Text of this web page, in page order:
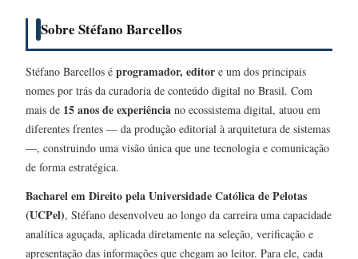
Sobre Stéfano Barcellos
Stéfano Barcellos é programador, editor e um dos principais
nomes por trás da curadoria de conteúdo digital no Brasil. Com
mais de 15 anos de experiência no ecossistema digital, atuou em
diferentes frentes — da produção editorial à arquitetura de sistemas
—, construindo uma visão única que une tecnologia e comunicação
de forma estratégica.
Bacharel em Direito pela Universidade Católica de Pelotas
(UCPel), Stéfano desenvolveu ao longo da carreira uma capacidade
analítica aguçada, aplicada diretamente na seleção, verificação e
apresentação das informações que chegam ao leitor. Para ele, cada